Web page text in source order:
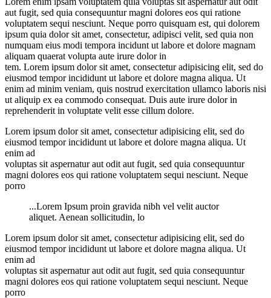
aut fugit, sed quia consequuntur magni dolores eos qui ratione
voluptatem sequi nesciunt. Neque porro quisquam est, qui dolorem
ipsum quia dolor sit amet, consectetur, adipisci velit, sed quia non
numquam eius modi tempora incidunt ut labore et dolore magnam
aliquam quaerat volupta aute irure dolor in
tem. Lorem ipsum dolor sit amet, consectetur adipisicing elit, sed do
eiusmod tempor incididunt ut labore et dolore magna aliqua. Ut
enim ad minim veniam, quis nostrud exercitation ullamco laboris nisi
ut aliquip ex ea commodo consequat. Duis aute irure dolor in
reprehenderit in voluptate velit esse cillum dolore.
Lorem ipsum dolor sit amet, consectetur adipisicing elit, sed do
eiusmod tempor incididunt ut labore et dolore magna aliqua. Ut
enim ad
voluptas sit aspernatur aut odit aut fugit, sed quia consequuntur
magni dolores eos qui ratione voluptatem sequi nesciunt. Neque
porro
...Lorem Ipsum proin gravida nibh vel velit auctor
aliquet. Aenean sollicitudin, lo
Lorem ipsum dolor sit amet, consectetur adipisicing elit, sed do
eiusmod tempor incididunt ut labore et dolore magna aliqua. Ut
enim ad
voluptas sit aspernatur aut odit aut fugit, sed quia consequuntur
magni dolores eos qui ratione voluptatem sequi nesciunt. Neque
porro